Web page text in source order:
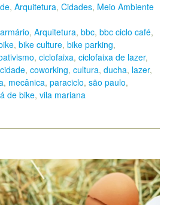
, Arquitetura, Cidades, Meio Ambiente
armário, Arquitetura, bbc, bbc ciclo café,
, bike culture, bike parking,
, ciclofaixa, ciclofaixa de lazer,
cidade, coworking, cultura, ducha, lazer,
, mecânica, paraciclo, são paulo,
de bike, vila mariana